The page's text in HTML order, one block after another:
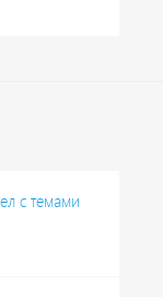
с темами